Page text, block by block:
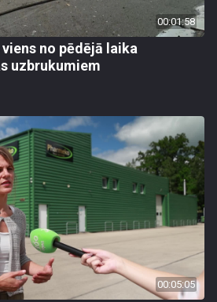
00:01:58
no pēdējā laika
uzbrukumiem
00:05:05